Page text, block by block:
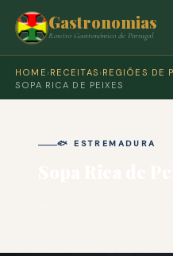
Gastronomias
Roteiro Gastronómico de Portugal
HOME › RECEITAS › REGIÕES DE
SOPA RICA DE PEIXES
🐟 ESTREMADURA